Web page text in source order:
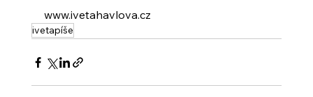
www.ivetahavlova.cz
ivetapíše